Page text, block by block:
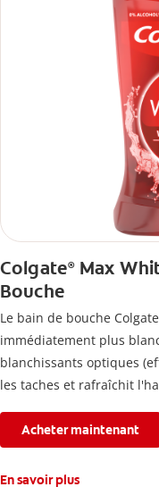
Colgate®Max
Bouche
Le bain de bouche
immédiatement plus
blanchissants optiques
les taches et rafraîchit
Acheter maintenant
En savoir plus